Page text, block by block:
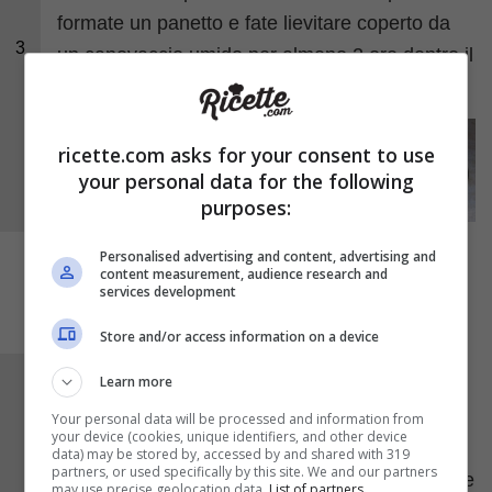
3
formate un panetto e fate lievitare coperto da
un canovaccio umido per almeno 2 ore dentro il
Una volta che la pasta sarà lievitata stendetela
nella teglia lievemente unta e lasciate a riposo
ancora per una decina di minuti, quindi
spalmate sulla base lapassata di pomodoro
e
ricette.com asks for your consent to use
your personal data for the following
purposes:
Personalised advertising and content, advertising and
content measurement, audience research and
services development
Store and/or access information on a device
Learn more
Your personal data will be processed and information from
your device (cookies, unique identifiers, and other device
data) may be stored by, accessed by and shared with 319
partners, or used specifically by this site. We and our partners